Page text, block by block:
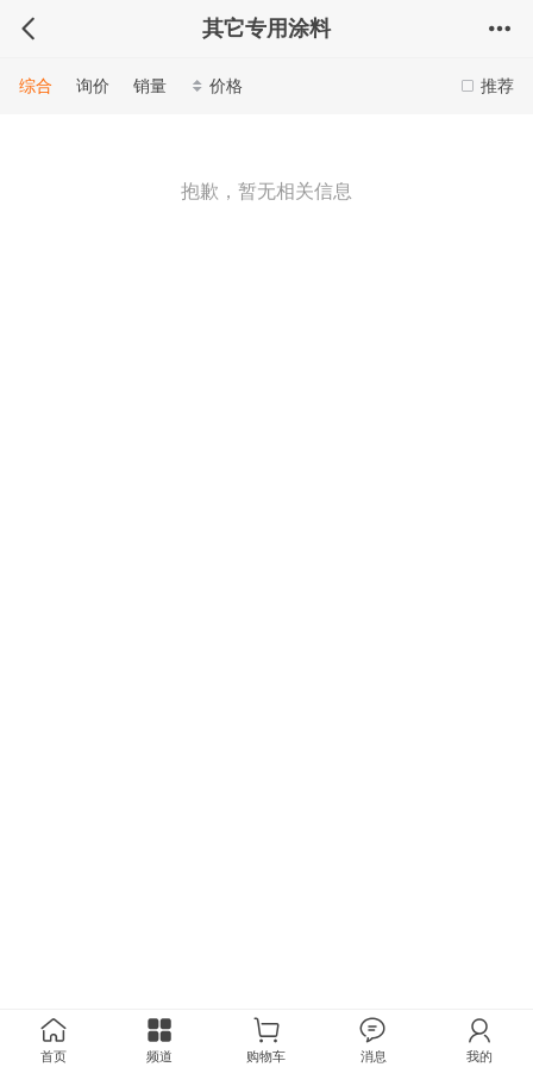
其它专用涂料
推荐
综合 询价 销量 价格
抱歉，暂无相关信息
首页 频道 购物车 消息 我的